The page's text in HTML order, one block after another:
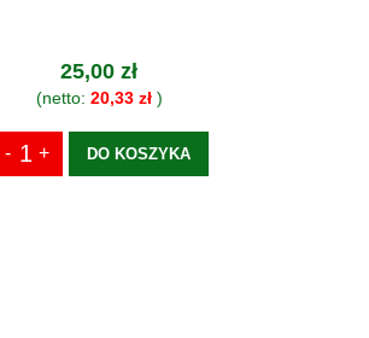
25,00 zł
(netto: 20,33 zł)
DO KOSZYKA